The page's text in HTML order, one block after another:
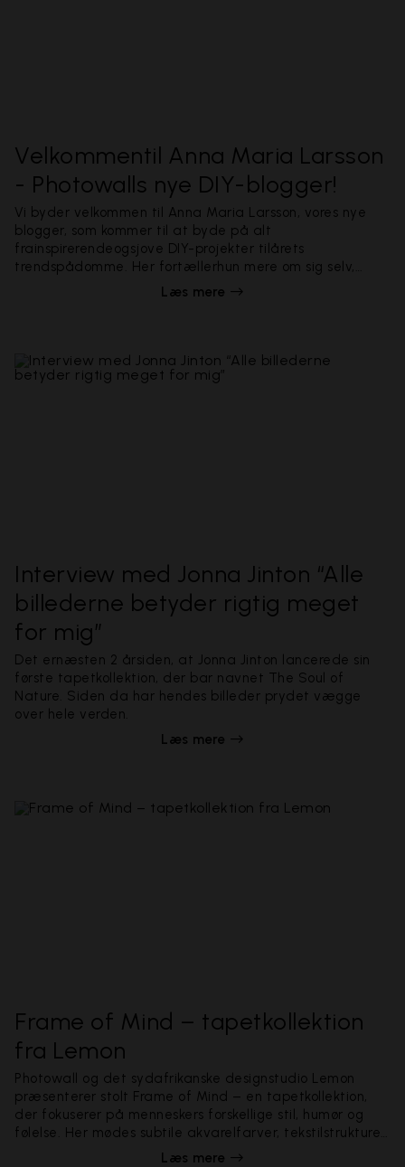
Velkommentil Anna Maria Larsson
- Photowalls nye DIY-blogger!
Vi byder velkommen til Anna Maria Larsson, vores nye
blogger, som kommer til at byde på alt
frainspirerendeogsjove DIY-projekter tilårets
trendspådomme. Her fortællerhun mere om sig selv,
hvadderinspirerer hende, ligesomhungiver tre konkrete
Læs mere
Interview med Jonna Jinton “Alle
billederne betyder rigtig meget
for mig”
Det ernæsten 2 årsiden, at Jonna Jinton lancerede sin
første tapetkollektion, der bar navnet The Soul of
Nature. Siden da har hendes billeder prydet vægge
over hele verden.
Læs mere
Frame of Mind – tapetkollektion
fra Lemon
Photowall og det sydafrikanske designstudio Lemon
præsenterer stolt Frame of Mind – en tapetkollektion,
der fokuserer på menneskers forskellige stil, humør og
følelse. Her mødes subtile akvarelfarver, tekstilstrukturer
og detaljerede, håndmalede mønstre.
Læs mere